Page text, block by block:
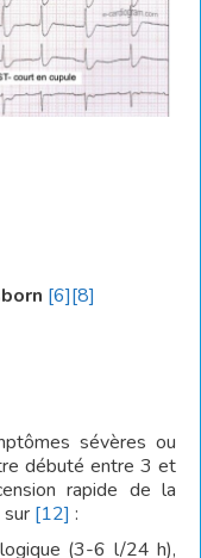
[6][8]
sévères ou
débuté entre 3 et
rapide de la
[12] :
(3-6 l/24 h),